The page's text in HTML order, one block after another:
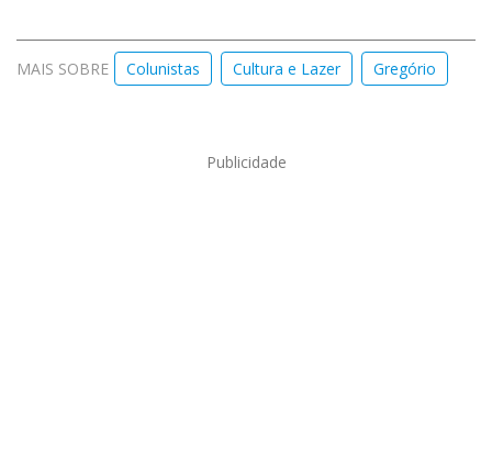
MAIS SOBRE Colunistas Cultura e Lazer Gregório
Publicidade